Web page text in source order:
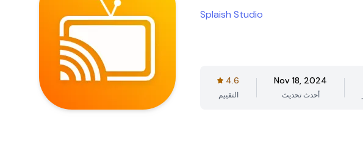
Splaish Studio
4.6
التقييم
Nov 18, 2024
أحدث تحديث